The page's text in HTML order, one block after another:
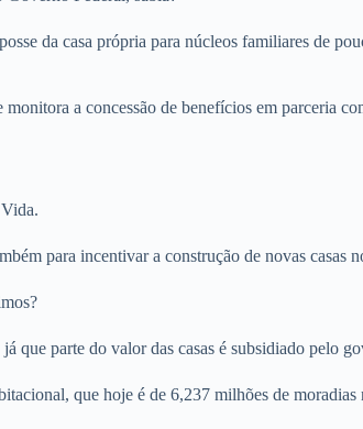
da casa própria para núcleos familiares de
a concessão de benefícios em parceria
para incentivar a construção de novas casas
que parte do valor das casas é subsidiado pelo
que hoje é de 6,237 milhões de moradias